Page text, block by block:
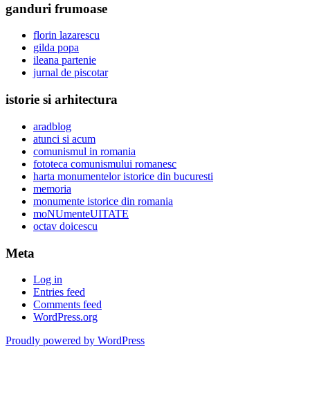
ganduri frumoase
florin lazarescu
gilda popa
ileana partenie
jurnal de piscotar
istorie si arhitectura
aradblog
atunci si acum
comunismul in romania
fototeca comunismului romanesc
harta monumentelor istorice din bucuresti
memoria
monumente istorice din romania
moNUmenteUITATE
octav doicescu
Meta
Log in
Entries feed
Comments feed
WordPress.org
Proudly powered by WordPress